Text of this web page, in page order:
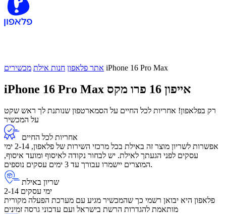
אתר פלאפון חנות אילת מכשירים iPhone 16 Pro Max
iPhone 16 Pro Max אייפון 16 פרו מקס
רק בפלאפון! אחריות לכל החיים על הסמארטפון שנותנת לך ראש שקט
על המכשיר
אחריות לכל החיים
אפשרות לשריון מוצר זה באילת בכל מרכזי השירות של פלאפון, 2-14 ימי
עסקים לפני הגעתך לאילת. יש לבחור נקודה לאיסוף ומועד איסוף,
המוצרים יישמרו עבורך עד 3 ימים עסקים נוספים.
שריון באילת
2-14 ימי עסקים
פלאפון היא יבואן רשמי כך שהמכשיר מגיע עם מערכת הפעלה מקורית
מותאמת להגדרות הרשת בישראל ועם עדכוני גרסה זמינים